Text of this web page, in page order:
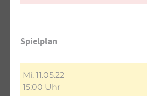
Spielplan
Mi. 11.05.22
15:00 Uhr